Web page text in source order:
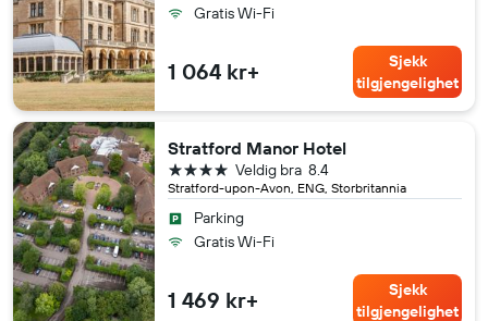
Gratis Wi-Fi
1 064 kr+
Sjekk
tilgjengelighet
Stratford Manor Hotel
Stratford-upon-Avon, ENG, Storbritannia
8.4
Veldig bra
4 stjerner
Parking
Gratis Wi-Fi
1 469 kr+
Sjekk
tilgjengelighet